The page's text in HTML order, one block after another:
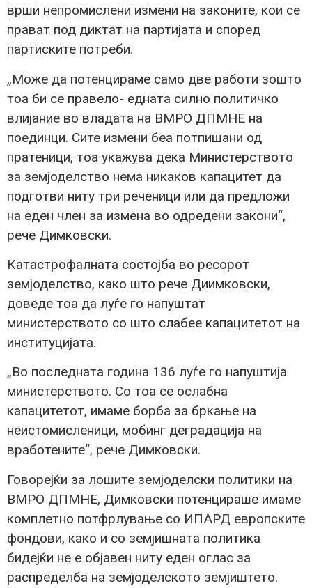
врши непромислени измени на законите, кои се
прават под диктат на партијата и според
партиските потреби.
„Може да потенцираме само две работи зошто
тоа би се правело- едната силно политичко
влијание во владата на ВМРО ДПМНЕ на
поединци. Сите измени беа потпишани од
пратеници, тоа укажува дека Министерството
за земјоделство нема никаков капацитет да
подготви ниту три реченици или да предложи
на еден член за измена во одредени закони“,
рече Димковски.
Катастрофалната состојба во ресорот
земјоделство, како што рече Диимковски,
доведе тоа да луѓе го напуштат
министерството со што слабее капацитетот на
институцијата.
„Во последната година 136 луѓе го напуштија
министерството. Со тоа се ослабна
капацитетот, имаме борба за бркање на
неистомисленици, мобинг деградација на
вработените“, рече Димковски.
Говорејќи за лошите земјоделски политики на
ВМРО ДПМНЕ, Димковски потенцираше имаме
комплетно потфрлување со ИПАРД европските
фондови, како и со земјишната политика
бидејќи не е објавен ниту еден оглас за
распределба на земјоделското земјиштето.